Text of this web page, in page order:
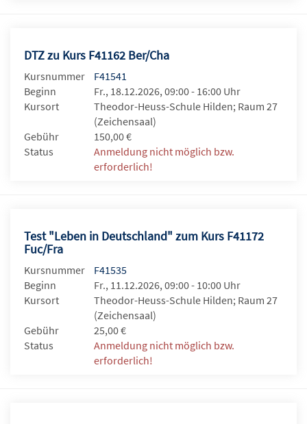
DTZ zu Kurs F41162 Ber/Cha
Kursnummer
F41541
Beginn
Fr., 18.12.2026, 09:00 - 16:00 Uhr
Kursort
Theodor-Heuss-Schule Hilden; Raum 27
(Zeichensaal)
Gebühr
150,00 €
Status
Anmeldung nicht möglich bzw.
erforderlich!
Test "Leben in Deutschland" zum Kurs F41172
Fuc/Fra
Kursnummer
F41535
Beginn
Fr., 11.12.2026, 09:00 - 10:00 Uhr
Kursort
Theodor-Heuss-Schule Hilden; Raum 27
(Zeichensaal)
Gebühr
25,00 €
Status
Anmeldung nicht möglich bzw.
erforderlich!